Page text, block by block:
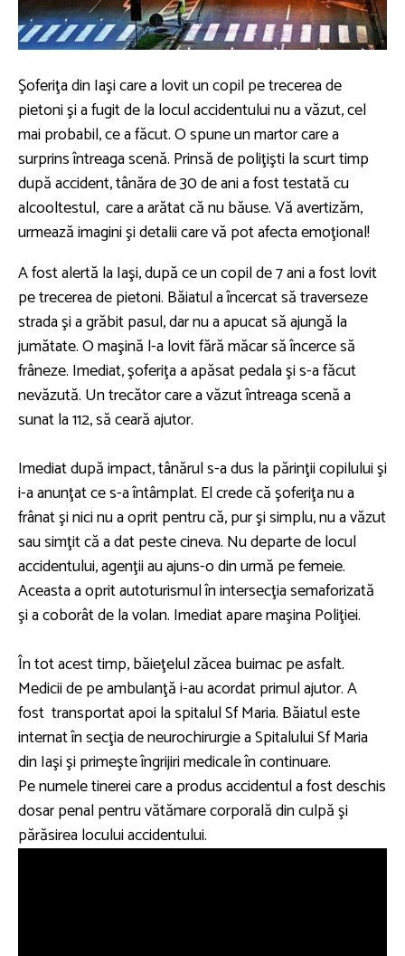
Şoferiţa din Iaşi care a lovit un copil pe trecerea de
pietoni şi a fugit de la locul accidentului nu a văzut, cel
mai probabil, ce a făcut. O spune un martor care a
surprins întreaga scenă. Prinsă de poliţişti la scurt timp
după accident, tânăra de 30 de ani a fost testată cu
alcooltestul, care a arătat că nu băuse. Vă avertizăm,
urmează imagini şi detalii care vă pot afecta emoţional!
A fost alertă la Iaşi, după ce un copil de 7 ani a fost lovit
pe trecerea de pietoni. Băiatul a încercat să traverseze
strada şi a grăbit pasul, dar nu a apucat să ajungă la
jumătate. O maşină l-a lovit fără măcar să încerce să
frâneze. Imediat, şoferiţa a apăsat pedala şi s-a făcut
nevăzută. Un trecător care a văzut întreaga scenă a
sunat la 112, să ceară ajutor.
Imediat după impact, tânărul s-a dus la părinţii copilului şi
i-a anunţat ce s-a întâmplat. El crede că şoferiţa nu a
frânat şi nici nu a oprit pentru că, pur şi simplu, nu a văzut
sau simţit că a dat peste cineva. Nu departe de locul
accidentului, agenţii au ajuns-o din urmă pe femeie.
Aceasta a oprit autoturismul în intersecţia semaforizată
şi a coborât de la volan. Imediat apare maşina Poliţiei.
În tot acest timp, băieţelul zăcea buimac pe asfalt.
Medicii de pe ambulanţă i-au acordat primul ajutor. A
fost transportat apoi la spitalul Sf Maria. Băiatul este
internat în secţia de neurochirurgie a Spitalului Sf Maria
din Iaşi şi primeşte îngrijiri medicale în continuare.
Pe numele tinerei care a produs accidentul a fost deschis
dosar penal pentru vătămare corporală din culpă şi
părăsirea locului accidentului.